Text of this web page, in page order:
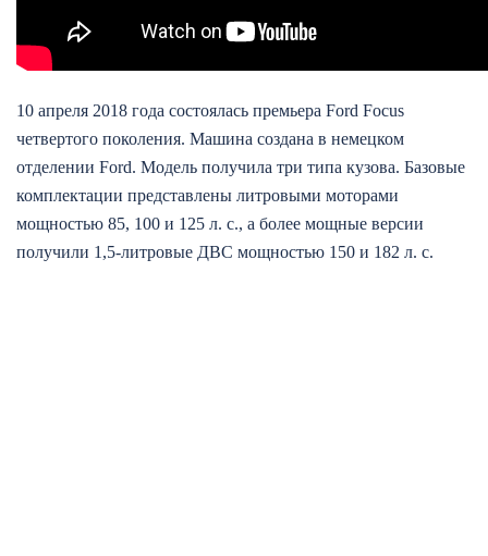
10 апреля 2018 года состоялась премьера Ford Focus
четвертого поколения. Машина создана в немецком
отделении Ford. Модель получила три типа кузова. Базовые
комплектации представлены литровыми моторами
мощностью 85, 100 и 125 л. с., а более мощные версии
получили 1,5-литровые ДВС мощностью 150 и 182 л. с.